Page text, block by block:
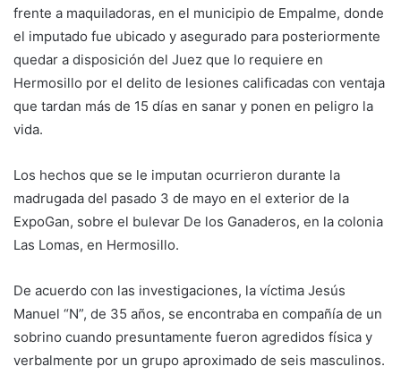
frente a maquiladoras, en el municipio de Empalme, donde
el imputado fue ubicado y asegurado para posteriormente
quedar a disposición del Juez que lo requiere en
Hermosillo por el delito de lesiones calificadas con ventaja
que tardan más de 15 días en sanar y ponen en peligro la
vida.
Los hechos que se le imputan ocurrieron durante la
madrugada del pasado 3 de mayo en el exterior de la
ExpoGan, sobre el bulevar De los Ganaderos, en la colonia
Las Lomas, en Hermosillo.
De acuerdo con las investigaciones, la víctima Jesús
Manuel “N”, de 35 años, se encontraba en compañía de un
sobrino cuando presuntamente fueron agredidos física y
verbalmente por un grupo aproximado de seis masculinos.